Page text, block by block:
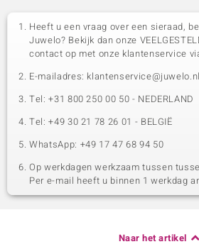
Heeft u een vraag over een sieraad,
Juwelo? Bekijk dan onze
contact op met onze klantenservice
E-mailadres: klantenservice@juwelo.nl
Tel: +31 800 250 00 50 - NEDERLAND
Tel: +49 30 21 78 26 01 - BELGIË
WhatsApp: +49 17 47 68 94 50
Op werkdagen werkzaam tussen
Per e-mail heeft u binnen 1 werkdag
Naar het artikel